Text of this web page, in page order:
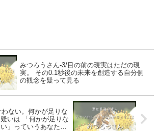
みつろうさん-3/目の前の現実はただの現
実。 その0.1秒後の未来を創造する自分側
の観念を疑って見る
ない。何かが足りな
いは 「何かが足りな
」っていうあなたの